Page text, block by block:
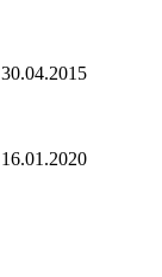
30.04.2015
16.01.2020